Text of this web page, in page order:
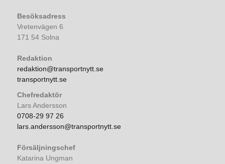
Besöksadress
Vretenvägen 6
171 54 Solna
Redaktion
redaktion@transportnytt.se
transportnytt.se
Chefredaktör
Lars Andersson
0708-29 97 26
lars.andersson@transportnytt.se
Försäljningschef
Katarina Ungman